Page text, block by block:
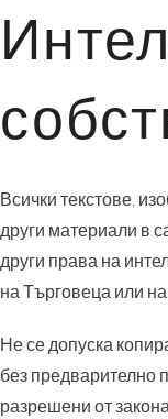
Всички текстове,
други материали в
други права на
на Търговеца или
Не се допуска
без предварително
разрешени от